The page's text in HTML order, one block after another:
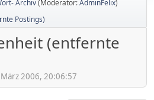
Archiv(Moderator:AdminFelix)
Postings)
(entfernte
2006, 20:06:57